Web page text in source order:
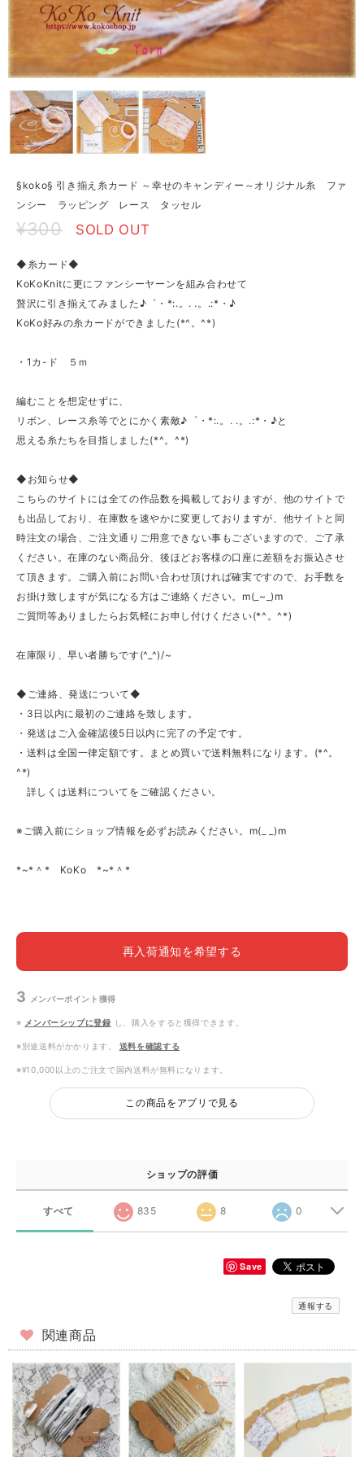
§koko§ 引き揃え糸カード ～幸せのキャンディー～オリジナル糸 ファ
ンシー ラッピング レース タッセル
¥300 SOLD OUT
◆糸カード◆
KoKoKnitに更にファンシーヤーンを組み合わせて
贅沢に引き揃えてみました♪゜・*:.。. .。.:*・♪
KoKo好みの糸カードができました(*^。^*)
・1カ-ド ５ｍ
編むことを想定せずに、
リボン、レース糸等でとにかく素敵♪゜・*:.。. .。.:*・♪と
思える糸たちを目指しました(*^。^*)
◆お知らせ◆
こちらのサイトには全ての作品数を掲載しておりますが、他のサイトで
も出品しており、在庫数を速やかに変更しておりますが、他サイトと同
時注文の場合、ご注文通りご用意できない事もございますので、ご了承
ください。在庫のない商品分、後ほどお客様の口座に差額をお振込させ
て頂きます。ご購入前にお問い合わせ頂ければ確実ですので、お手数を
お掛け致しますが気になる方はご連絡ください。m(_~_)m
ご質問等ありましたらお気軽にお申し付けください(*^。^*)
在庫限り、早い者勝ちです(^_^)/~
◆ご連絡、発送について◆
・3日以内に最初のご連絡を致します。
・発送はご入金確認後5日以内に完了の予定です。
・送料は全国一律定額です。まとめ買いで送料無料になります。(*^。
^*)
詳しくは送料についてをご確認ください。
※ご購入前にショップ情報を必ずお読みください。m(_ _)m
*~*＾* KoKo *~*＾*
再入荷通知を希望する
3 メンバーポイント 獲得
※ メンバーシップに登録 し、購入をすると獲得できます。
※別途送料がかかります。 送料を確認する
※¥10,000以上のご注文で国内送料が無料になります。
この商品をアプリで見る
ショップの評価
すべて 835 8 0
Save
通報する
関連商品